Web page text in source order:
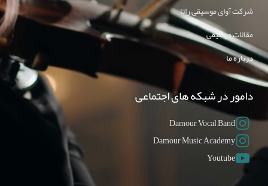
شرکت آوای موسیقی راتا
مقالات موسیقی
درباره ما
دامور در شبکه های اجتماعی
Damour Vocal Band
Damour Music Academy
Youtube